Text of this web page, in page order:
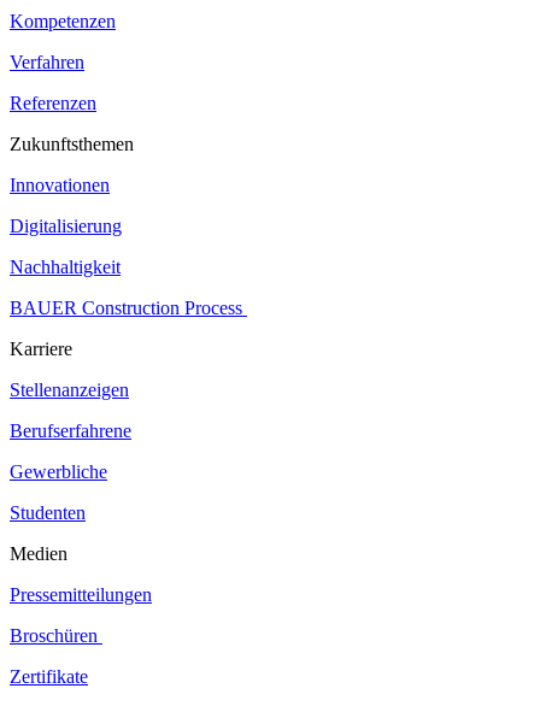
Kompetenzen
Verfahren
Referenzen
Zukunftsthemen
Innovationen
Digitalisierung
Nachhaltigkeit
BAUER Construction Process
Karriere
Stellenanzeigen
Berufserfahrene
Gewerbliche
Studenten
Medien
Pressemitteilungen
Broschüren
Zertifikate